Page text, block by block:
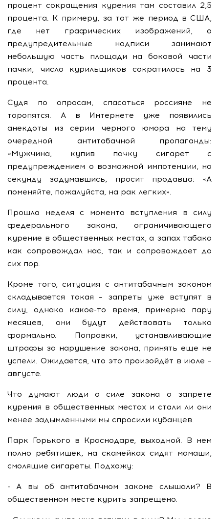
процент сокращения курения там составил 2,5
процента. К примеру, за тот же период в США,
где нет графических изображений, а
предупредительные надписи занимают
небольшую часть площади на боковой части
пачки, число курильщиков сократилось на 3
процента.
Судя по опросам, спасаться россияне не
торопятся. А в Интернете уже появились
анекдоты из серии черного юмора на тему
очередной антитабачной пропаганды:
«Мужчина, купив пачку сигарет с
предупреждением о возможной импотенции, на
секунду задумавшись, просит продавца: «А
поменяйте, пожалуйста, на рак легких».
Прошла неделя с момента вступления в силу
федерального закона, ограничивающего
курение в общественных местах, а запах табака
как сопровождал нас, так и сопровождает до
сих пор.
Кроме того, ситуация с антитабачным законом
складывается такая – запреты уже вступят в
силу, однако какое-то время, примерно пару
месяцев, они будут действовать только
формально. Поправки, устанавливающие
штрафы за нарушение закона, принять еще не
успели. Ожидается, что это произойдёт в июле –
августе.
Что думают люди о силе закона о запрете
курения в общественных местах и стали ли они
менее задымленными мы спросили кубанцев.
Парк Горького в Краснодаре, выходной. В нем
полно ребятишек, на скамейках сидят мамаши,
смолящие сигареты. Подхожу:
- А вы об антитабачном законе слышали? В
общественном месте курить запрещено.